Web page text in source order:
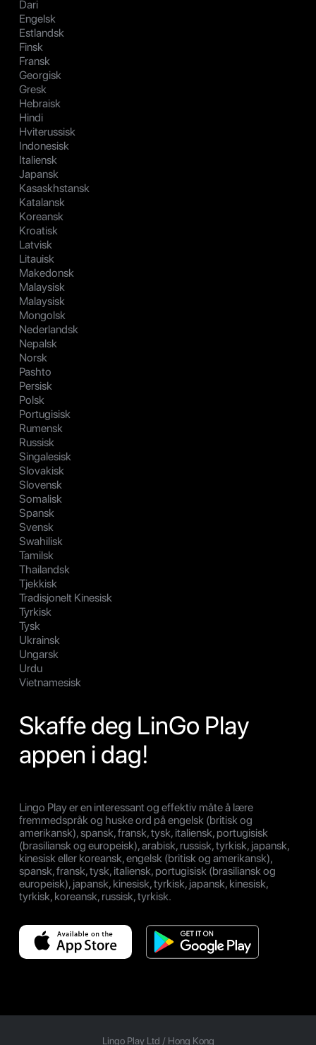
Dari
Engelsk
Estlandsk
Finsk
Fransk
Georgisk
Gresk
Hebraisk
Hindi
Hviterussisk
Indonesisk
Italiensk
Japansk
Kasaskhstansk
Katalansk
Koreansk
Kroatisk
Latvisk
Litauisk
Makedonsk
Malaysisk
Malaysisk
Mongolsk
Nederlandsk
Nepalsk
Norsk
Pashto
Persisk
Polsk
Portugisisk
Rumensk
Russisk
Singalesisk
Slovakisk
Slovensk
Somalisk
Spansk
Svensk
Swahilisk
Tamilsk
Thailandsk
Tjekkisk
Tradisjonelt Kinesisk
Tyrkisk
Tysk
Ukrainsk
Ungarsk
Urdu
Vietnamesisk
Skaffe deg LinGo Play
appen i dag!
Lingo Play er en interessant og effektiv måte å lære
fremmedspråk og huske ord på engelsk (britisk og
amerikansk), spansk, fransk, tysk, italiensk, portugisisk
(brasiliansk og europeisk), arabisk, russisk, tyrkisk, japansk,
kinesisk eller koreansk, engelsk (britisk og amerikansk),
spansk, fransk, tysk, italiensk, portugisisk (brasiliansk og
europeisk), japansk, kinesisk, tyrkisk, japansk, kinesisk,
tyrkisk, koreansk, russisk, tyrkisk.
Lingo Play Ltd / Hong Kong